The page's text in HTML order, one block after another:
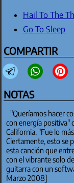
Hail To The
Go To Sleep
COMPARTIR
NOTAS
"Queríamos hacer
con energía positiva"
California. "Fue lo
Ciertamente, esto se
esta canción que
con el vibrante solo
guitarra con un
Marzo 2008]